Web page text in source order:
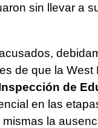
sin llevar a
de que la West
de
en las
la